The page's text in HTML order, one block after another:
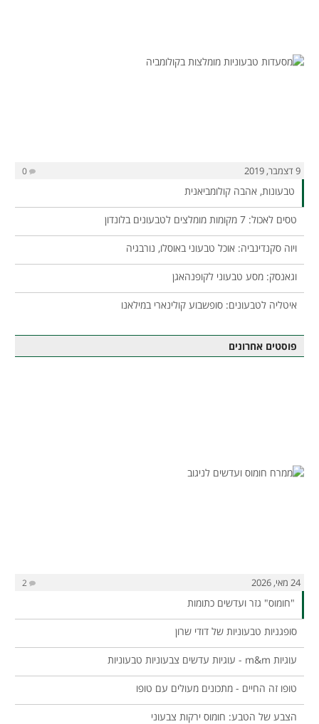
9 דצמבר, 2019 0
טבעונות, אהבה קולומביאנית
טסים לאכול: 7 מקומות מומלצים לטבעונים בלונדון
ויוה סקנדינביה: אוכל טבעוני באוסלו, נורבגיה
וגאנסק: מסע טבעוני לקופנהאגן
איטליה לטבעונים: סופשבוע קולינארי במילאנו
פוסטים אחרונים
24 מאי, 2026 2
"חומוס" גזר ועדשים כתומות
סופגניות טבעוניות של דודי שרון
עוגיות m&m - עוגיות עדשים צבעוניות טבעוניות
טופו זה החיים - מתכונים מעולים עם טופו
הצבע של הטבע: חומוס ירקות צבעוני